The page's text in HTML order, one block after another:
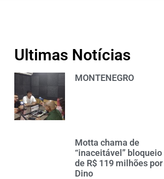
Ultimas Notícias
MONTENEGRO
Motta chama de
“inaceitável” bloqueio
de R$ 119 milhões por
Dino